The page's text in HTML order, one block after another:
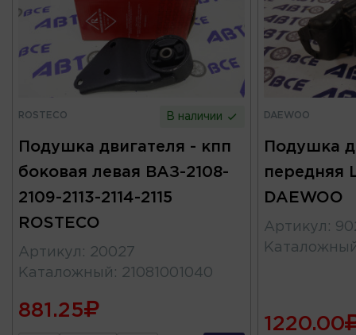
ROSTECO В наличии
Подушка двигателя - кпп
боковая левая ВАЗ-2108-
2109-2113-2114-2115
ROSTECO
Артикул : 20027
Каталожный : 21081001040
881.25
DAEWOO
Подушка
передняя
DAEWOO
Артикул :
1220.00